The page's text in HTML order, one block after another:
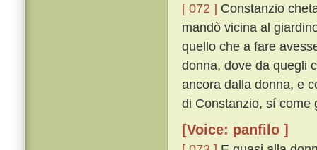
[ 072 ] Constanzio
mandò vicina al
quello che a fare
donna, dove da quegli
ancora dalla donna, e
di Constanzio, sí come
[Voice: panfilo ]